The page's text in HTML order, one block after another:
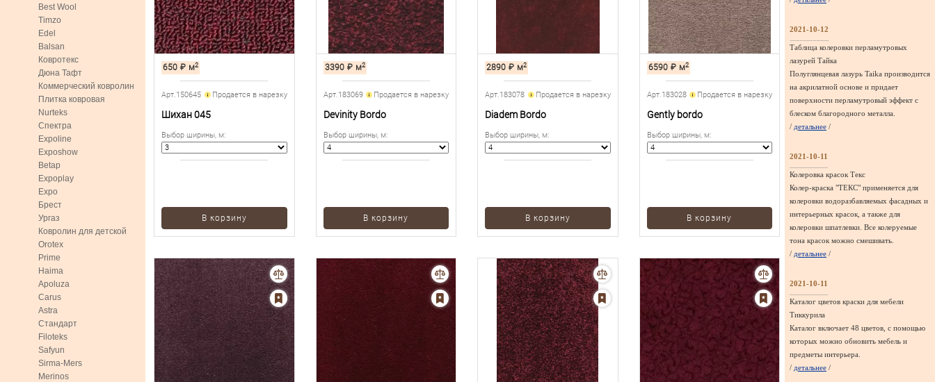
Best Wool
Timzo
Edel
Balsan
Ковротекс
Дюна Тафт
Коммерческий ковролин
Плитка ковровая
Nurteks
Спектра
Expoline
Exposhow
Betap
Expoplay
Expo
Брест
Ургаз
Ковролин для детской
Orotex
Prime
Haima
Apoluza
Carus
Astra
Стандарт
Filoteks
Safyun
Sirma-Mers
Merinos
650 ₽ м2
Арт.150645 Продается в нарезку
Шихан 045
Выбор ширины, м:
В корзину
3390 ₽ м2
Арт.183069 Продается в нарезку
Devinity Bordo
Выбор ширины, м:
В корзину
2890 ₽ м2
Арт.183078 Продается в нарезку
Diadem Bordo
Выбор ширины, м:
В корзину
6590 ₽ м2
Арт.183028 Продается в нарезку
Gently bordo
Выбор ширины, м:
В корзину
2021-10-12
Таблица колеровки перламутровых
лазурей Тайка
Полуглянцевая лазурь Taika производится
на акрилатной основе и придает
поверхности перламутровый эффект с
блеском благородного металла.
/ детальнее /
2021-10-11
Колеровка красок Текс
Колер-краска "ТЕКС" применяется для
колеровки водоразбавляемых фасадных и
интерьерных красок, а также для
колеровки шпатлевки. Все колеруемые
тона красок можно смешивать.
/ детальнее /
2021-10-11
Каталог цветов краски для мебели
Тиккурила
Каталог включает 48 цветов, с помощью
которых можно обновить мебель и
предметы интерьера.
/ детальнее /